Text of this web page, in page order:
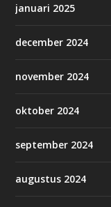
januari 2025
december 2024
november 2024
oktober 2024
september 2024
augustus 2024